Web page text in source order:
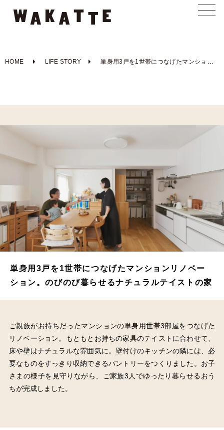
HOME LIFE STORY 単身用3戸を1世帯につなげたマンションリノベーション。のびのび暮らせるナチュラルテイストの家
単身用3戸を1世帯につなげたマンションリノベー
ション。のびのび暮らせるナチュラルテイストの家
ご親族がお持ちだったマンションの単身用世帯3部屋をつなげた
リノベーション。もともとお持ちの家具のテイストに合わせて、
床や壁はナチュラルな雰囲気に。壁付けのキッチンの隣には、必
要なものをすっきり収納できるパントリーをつくりました。お子
さまの様子を見守りながら、ご家族3人でゆったり暮らせるおう
ちが完成しました。